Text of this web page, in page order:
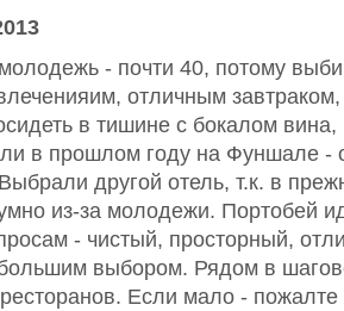
- почти 40, потому
отличным
в тишине с бокалом
в прошлом году на Фуншале -
другой отель, т.к. в
из-за молодежи. Портобей
- чистый, просторный,
выбором. Рядом в
Если мало -